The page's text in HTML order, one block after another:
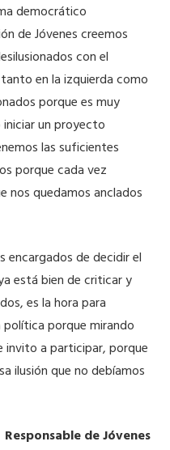
democrático
de Jóvenes creemos
con el
en la izquierda como
porque es muy
un proyecto
las suficientes
porque cada vez
nos quedamos anclados
encargados de decidir el
está bien de criticar y
es la hora para
porque mirando
invito a participar, porque
ilusión que no debíamos
Responsable de Jóvenes